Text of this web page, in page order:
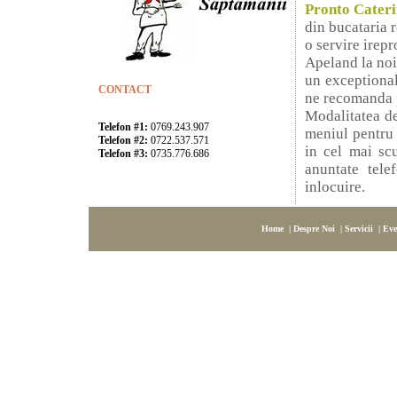
CONTACT
Telefon #1: 0769.243.907
Telefon #2: 0722.537.571
Telefon #3: 0735.776.686
Pronto
din bucataria
o servire
Apeland la
un
ne
Modalitatea
meniul
in cel mai
anuntate
inlocuire.
Home | Despre Noi | Servicii |